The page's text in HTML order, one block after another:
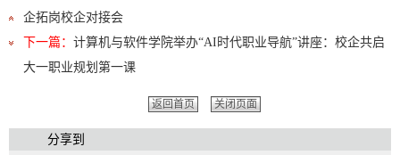
企拓岗校企对接会
下一篇： 计算机与软件学院举办“AI时代职业导航”讲座：校企共启
大一职业规划第一课
返回首页 关闭页面
分享到